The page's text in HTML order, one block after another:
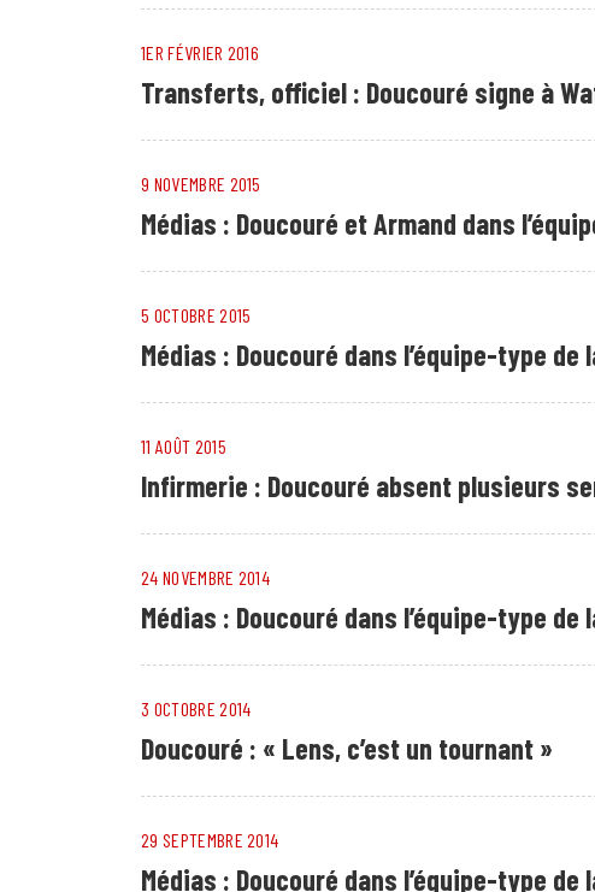
1ER FÉVRIER 2016
Transferts, officiel : Doucouré signe à
9 NOVEMBRE 2015
Médias : Doucouré et Armand dans
5 OCTOBRE 2015
Médias : Doucouré dans l’équipe-type de
11 AOÛT 2015
Infirmerie : Doucouré absent plusieurs
24 NOVEMBRE 2014
Médias : Doucouré dans l’équipe-type de
3 OCTOBRE 2014
Doucouré : « Lens, c’est un tournant »
29 SEPTEMBRE 2014
Médias : Doucouré dans l’équipe-type de